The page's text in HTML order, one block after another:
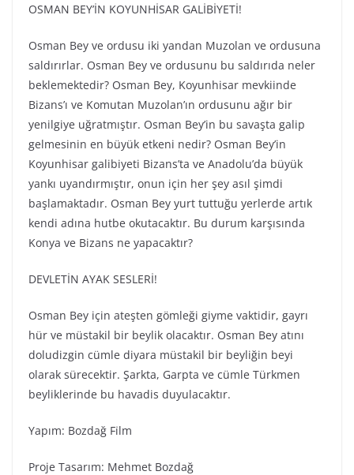
OSMAN BEY’İN KOYUNHİSAR GALİBİYETİ!
Osman Bey ve ordusu iki yandan Muzolan ve ordusuna
saldırırlar. Osman Bey ve ordusunu bu saldırıda neler
beklemektedir? Osman Bey, Koyunhisar mevkiinde
Bizans’ı ve Komutan Muzolan’ın ordusunu ağır bir
yenilgiye uğratmıştır. Osman Bey’in bu savaşta galip
gelmesinin en büyük etkeni nedir? Osman Bey’in
Koyunhisar galibiyeti Bizans’ta ve Anadolu’da büyük
yankı uyandırmıştır, onun için her şey asıl şimdi
başlamaktadır. Osman Bey yurt tuttuğu yerlerde artık
kendi adına hutbe okutacaktır. Bu durum karşısında
Konya ve Bizans ne yapacaktır?
DEVLETİN AYAK SESLERİ!
Osman Bey için ateşten gömleği giyme vaktidir, gayrı
hür ve müstakil bir beylik olacaktır. Osman Bey atını
doludizgin cümle diyara müstakil bir beyliğin beyi
olarak sürecektir. Şarkta, Garpta ve cümle Türkmen
beyliklerinde bu havadis duyulacaktır.
Yapım: Bozdağ Fi̇lm
Proje Tasarım: Mehmet Bozdağ